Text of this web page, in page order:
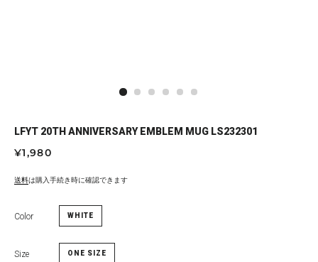
LFYT 20TH ANNIVERSARY EMBLEM MUG LS232301
通
価
セ
ル
¥1,980
送料は購入手続き時に確認できます
Color WHITE
Size ONE SIZE